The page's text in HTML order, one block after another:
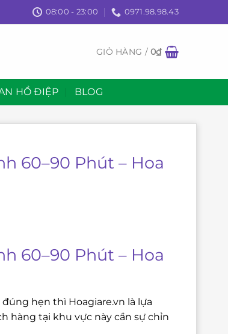
08:00 - 23:00 0971.98.98.43
GIỎ HÀNG /0₫
HỒ ĐIỆP BLOG
60–90 Phút – Hoa
60–90 Phút – Hoa
đúng hẹn thì Hoagiare.vn là lựa
hàng tại khu vực này cần sự chỉn